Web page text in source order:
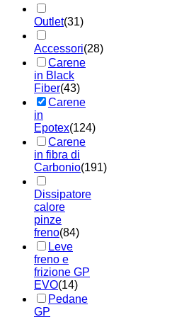
Outlet(31)
Accessori(28)
Carene
in Black
Fiber(43)
Carene
in
Epotex(124)
Carene
in fibra di
Carbonio(191)
Dissipatore
calore
pinze
freno(84)
Leve
freno e
frizione GP
EVO(14)
Pedane
GP